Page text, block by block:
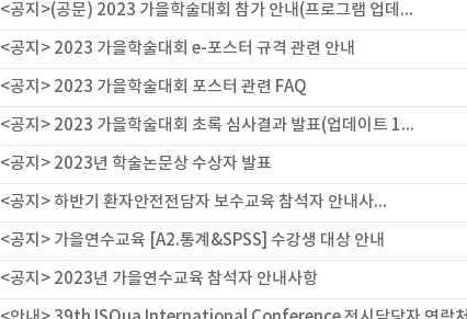
<공지>(공문) 2023 가을학술대회 참가 안내(프로그램 업데...
<공지> 2023 가을학술대회 e-포스터 규격 관련 안내
<공지> 2023 가을학술대회 포스터 관련 FAQ
<공지> 2023 가을학술대회 초록 심사결과 발표(업데이트 1...
<공지> 2023년 학술논문상 수상자 발표
<공지> 하반기 환자안전전담자 보수교육 참석자 안내사...
<공지> 가을연수교육 [A2.통계&SPSS] 수강생 대상 안내
<공지> 2023년 가을연수교육 참석자 안내사항